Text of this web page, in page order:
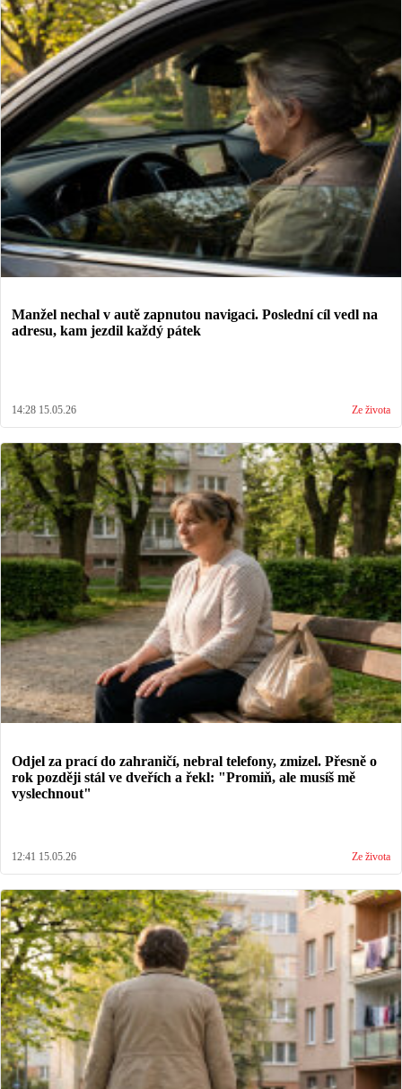
Manžel nechal v autě zapnutou navigaci. Poslední cíl vedl na
adresu, kam jezdil každý pátek
14:28 15.05.26 Ze života
Odjel za prací do zahraničí, nebral telefony, zmizel. Přesně o
rok později stál ve dveřích a řekl: "Promiň, ale musíš mě
vyslechnout"
12:41 15.05.26 Ze života